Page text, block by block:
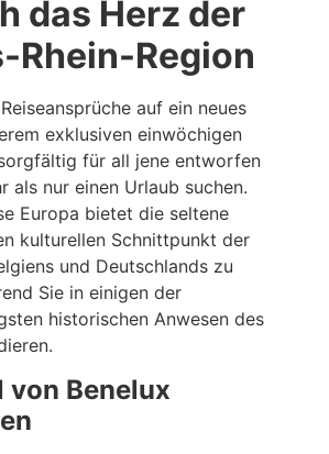
das Herz der
Rhein-Region
auf ein neues
exklusiven einwöchigen
für all jene entworfen
als nur einen Urlaub suchen.
Europa bietet die seltene
kulturellen Schnittpunkt der
und Deutschlands zu
Sie in einigen der
historischen Anwesen des
von Benelux